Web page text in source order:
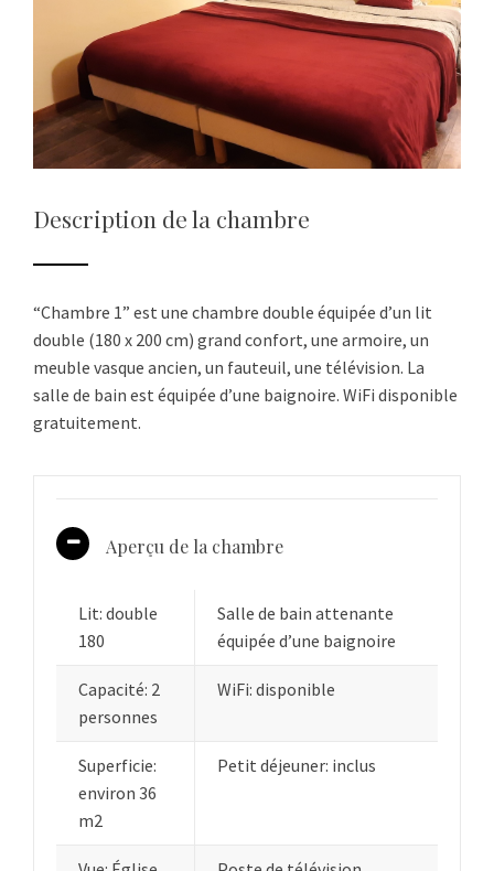
Description de la chambre
“Chambre 1” est une chambre double équipée d’un lit
double (180 x 200 cm) grand confort, une armoire, un
meuble vasque ancien, un fauteuil, une télévision. La
salle de bain est équipée d’une baignoire. WiFi disponible
gratuitement.
Aperçu de la chambre
Lit: double
180
Salle de bain attenante
équipée d’une baignoire
Capacité: 2
personnes
WiFi: disponible
Superficie:
environ 36
m2
Petit déjeuner: inclus